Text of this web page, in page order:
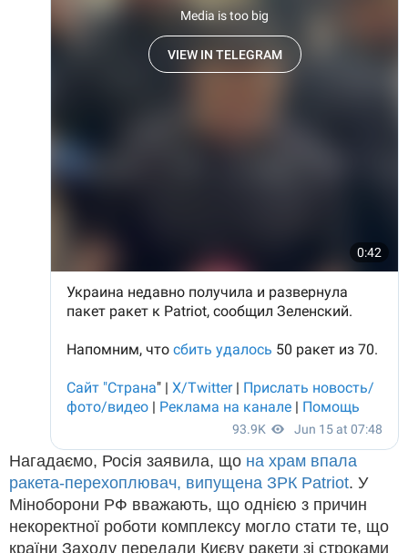
Нагадаємо, Росія заявила, що на храм впала
ракета-перехоплювач, випущена ЗРК Patriot. У
Міноборони РФ вважають, що однією з причин
некоректної роботи комплексу могло стати те, що
країни Заходу передали Києву ракети зі строками